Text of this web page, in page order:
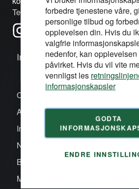
forbedre tjenestene våre,
personlige tilbud og
opplevelsen din. Hvis du
valgfrie
nedenfor, kan
påvirket. Hvis du vil vite
vennligst les
informasjonskapsler
GODTA
ENDRE
Tel: (+47) 24 13 13 50
Informasjon
Om oss/våre proffsentre
Aktiviteter
Inspirasjon
Nye produkter
Bli kunde
Merker